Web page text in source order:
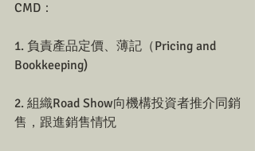
CMD：
1. 負責產品定價、薄記（Pricing and
Bookkeeping)
2. 組織Road Show向機構投資者推介同銷
售，跟進銷售情怳